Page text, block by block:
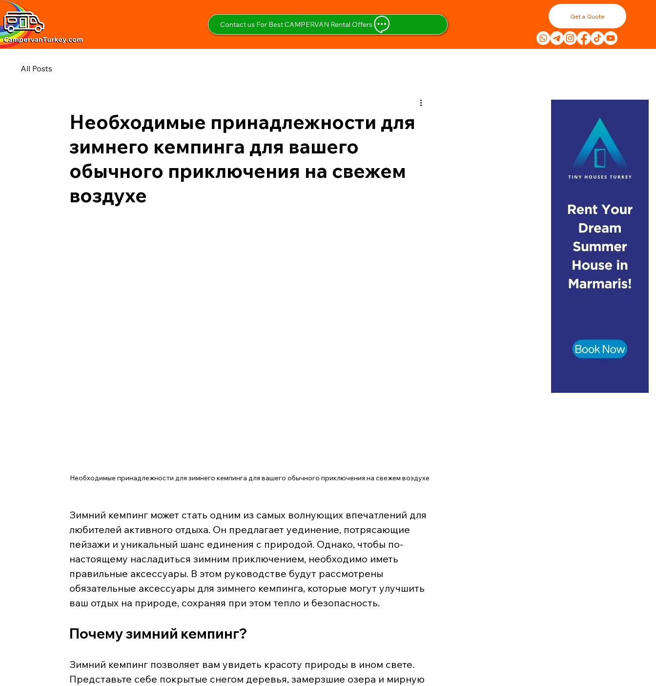
Contact us For Best CAMPERVAN Rental Offers
Get a Quote
All Posts
Необходимые принадлежности для
зимнего кемпинга для вашего
обычного приключения на свежем
воздухе
Необходимые принадлежности для зимнего кемпинга для вашего обычного приключения на свежем воздухе
Зимний кемпинг может стать одним из самых волнующих впечатлений для
любителей активного отдыха. Он предлагает уединение, потрясающие
пейзажи и уникальный шанс единения с природой. Однако, чтобы по-
настоящему насладиться зимним приключением, необходимо иметь
правильные аксессуары. В этом руководстве будут рассмотрены
обязательные аксессуары для зимнего кемпинга, которые могут улучшить
ваш отдых на природе, сохраняя при этом тепло и безопасность.
Почему зимний кемпинг?
Зимний кемпинг позволяет вам увидеть красоту природы в ином свете.
Представьте себе покрытые снегом деревья, замерзшие озера и мирную